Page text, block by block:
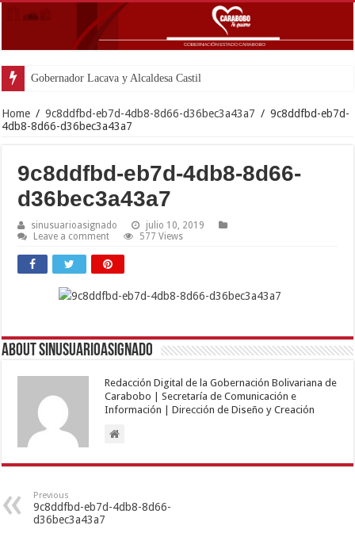
Gobernador Lacava y Alcaldesa Castillo reinaugurar
Home / 9c8ddfbd-eb7d-4db8-8d66-d36bec3a43a7 / 9c8ddfbd-eb7d-
4db8-8d66-d36bec3a43a7
9c8ddfbd-eb7d-4db8-8d66-
d36bec3a43a7
sinusuarioasignado
julio 10, 2019
Leave a comment
577 Views
About sinusuarioasignado
Redacción Digital de la Gobernación Bolivariana de
Carabobo | Secretaría de Comunicación e
Información | Dirección de Diseño y Creación
Previous
9c8ddfbd-eb7d-4db8-8d66-
d36bec3a43a7